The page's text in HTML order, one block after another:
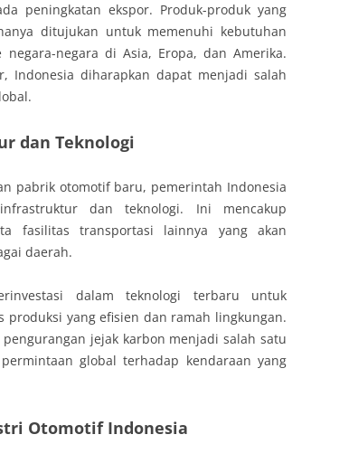
peningkatan ekspor. Produk-produk yang
ditujukan untuk memenuhi kebutuhan
negara di Asia, Eropa, dan Amerika.
Indonesia diharapkan dapat menjadi salah
dan Teknologi
pabrik otomotif baru, pemerintah Indonesia
dan teknologi. Ini mencakup
fasilitas transportasi lainnya yang akan
daerah.
dalam teknologi terbaru untuk
produksi yang efisien dan ramah lingkungan.
jejak karbon menjadi salah satu
global terhadap kendaraan yang
Otomotif Indonesia